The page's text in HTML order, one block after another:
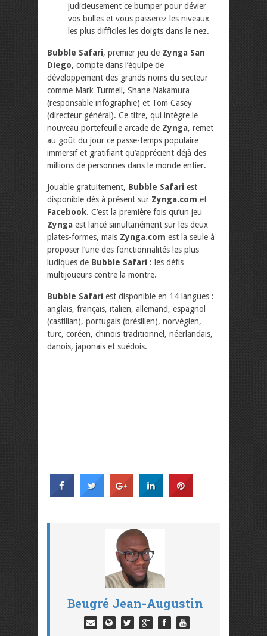
judicieusement ce bumper pour dévier
vos bulles et vous passerez les niveaux
les plus difficiles les doigts dans le nez.
Bubble Safari, premier jeu de Zynga San
Diego, compte dans l’équipe de
développement des grands noms du secteur
comme Mark Turmell, Shane Nakamura
(responsable infographie) et Tom Casey
(directeur général). Ce titre, qui intègre le
nouveau portefeuille arcade de Zynga, remet
au goût du jour ce passe-temps populaire
immersif et gratifiant qu’apprécient déjà des
millions de personnes dans le monde entier.
Jouable gratuitement, Bubble Safari est
disponible dès à présent sur Zynga.com et
Facebook. C’est la première fois qu’un jeu
Zynga est lancé simultanément sur les deux
plates-formes, mais Zynga.com est la seule à
proposer l’une des fonctionnalités les plus
ludiques de Bubble Safari : les défis
multijoueurs contre la montre.
Bubble Safari est disponible en 14 langues :
anglais, français, italien, allemand, espagnol
(castillan), portugais (brésilien), norvégien,
turc, coréen, chinois traditionnel, néerlandais,
danois, japonais et suédois.
Beugré Jean-Augustin